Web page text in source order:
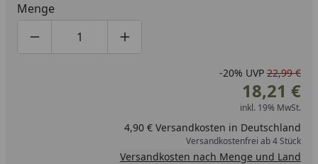
Menge
Produktmenge um eins verringern
Produktmenge manuell eingeben
Produktmenge um eins erhöhen
-20% UVP 22,99 €
18,21 €
inkl. 19% MwSt.
4,90 € Versandkosten in Deutschland
Versandkostenfrei ab 4 Stück
Versandkosten nach Menge und Land